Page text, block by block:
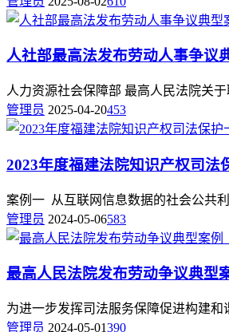
人社部最高法发布劳动人事争议
人力资源社会保障部 最高人民法院关
管理员 2025-04-20453
2023年度福建法院知识产权司法
案例一 从互联网信息数据的社会公共
管理员 2024-05-06583
最高人民法院发布劳动争议典型
为进一步发挥司法服务保障促进构建
管理员 2024-05-01390